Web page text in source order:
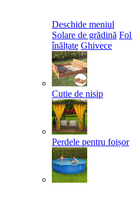
Deschide meniul
Solare de grădină
înălțate Ghivece
Cutie de nisip
Perdele pentru foișor